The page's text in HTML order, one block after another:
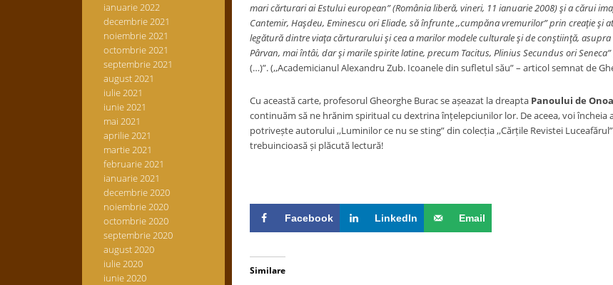
ianuarie 2022
decembrie 2021
noiembrie 2021
octombrie 2021
septembrie 2021
august 2021
iulie 2021
iunie 2021
mai 2021
aprilie 2021
martie 2021
februarie 2021
ianuarie 2021
decembrie 2020
noiembrie 2020
octombrie 2020
septembrie 2020
august 2020
iulie 2020
iunie 2020
mari cărturari ai Estului european” (România liberă, vineri, 11 ianuarie 2008) şi a cărui
Cantemir, Haşdeu, Eminescu ori Eliade, să înfrunte ,,cumpăna vremurilor” prin creaţie şi
legătură dintre viaţa cărturarului şi cea a marilor modele culturale şi de conştiinţă,
Pârvan, mai întâi, dar şi marile spirite latine, precum Tacitus, Plinius Secundus ori Seneca”
(…)”. (,,Academicianul Alexandru Zub. Icoanele din sufletul său” – articol semnat de
Cu această carte, profesorul Gheorghe Burac se așeazat la dreapta Panoului de
continuăm să ne hrănim spiritual cu dextrina înțelepciunilor lor. De aceea, voi încheia
potrivește autorului ,,Luminilor ce nu se sting” din colecția ,,Cărțile Revistei
trebuincioasă și plăcută lectură!
Facebook LinkedIn Email
Similare